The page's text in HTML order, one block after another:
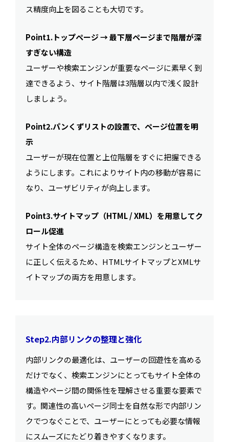
ス精度向上を図ることも大切です。
Point1.トップページ → 最下層ページまで階層が深
すぎない構造
ユーザーや検索エンジンが重要なページに素早く到
達できるよう、サイト階層は3階層以内で浅く設計
しましょう。
Point2.パンくずリストの設置で、ページ位置を明
示
ユーザーが現在位置と上位階層をすぐに把握できる
ようにします。これによりサイト内の移動が容易に
なり、ユーザビリティが向上します。
Point3.サイトマップ（HTML / XML）を用意してク
ロール促進
サイト全体のページ構造を検索エンジンとユーザー
に正しく伝えるため、HTMLサイトマップとXMLサ
イトマップの両方を用意します。
Step2.内部リンクの整理と強化
内部リンクの最適化は、ユーザーの回遊性を高める
だけでなく、検索エンジンにとってもサイト全体の
構造やページ間の関係性を理解させる重要な要素で
す。関連性の高いページ同士を自然な形で内部リン
クでつなぐことで、ユーザーにとっても必要な情報
にスムーズにたどり着きやすくなります。